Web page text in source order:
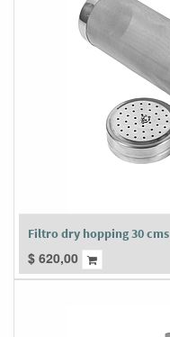
Filtro dry hopping 30 cms
$ 620,00